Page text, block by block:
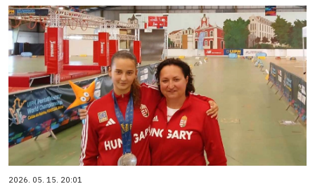
2026. 05. 15. 20:01